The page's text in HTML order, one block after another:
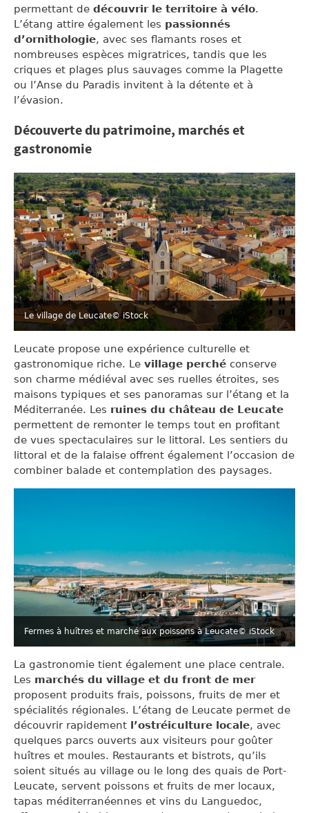
permettant de découvrir le territoire à vélo.
L’étang attire également les passionnés
d’ornithologie, avec ses flamants roses et
nombreuses espèces migratrices, tandis que les
criques et plages plus sauvages comme la Plagette
ou l’Anse du Paradis invitent à la détente et à
l’évasion.
Découverte du patrimoine, marchés et
gastronomie
Le village de Leucate© iStock
Leucate propose une expérience culturelle et
gastronomique riche. Le village perché conserve
son charme médiéval avec ses ruelles étroites, ses
maisons typiques et ses panoramas sur l’étang et la
Méditerranée. Les ruines du château de Leucate
permettent de remonter le temps tout en profitant
de vues spectaculaires sur le littoral. Les sentiers du
littoral et de la falaise offrent également l’occasion de
combiner balade et contemplation des paysages.
Fermes à huîtres et marché aux poissons à Leucate© iStock
La gastronomie tient également une place centrale.
Les marchés du village et du front de mer
proposent produits frais, poissons, fruits de mer et
spécialités régionales. L’étang de Leucate permet de
découvrir rapidement l’ostréiculture locale, avec
quelques parcs ouverts aux visiteurs pour goûter
huîtres et moules. Restaurants et bistrots, qu’ils
soient situés au village ou le long des quais de Port-
Leucate, servent poissons et fruits de mer locaux,
tapas méditerranéennes et vins du Languedoc,